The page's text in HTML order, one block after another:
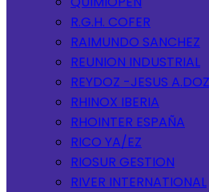
R.G.H. COFER
RAIMUNDO SANCHEZ
REUNION INDUSTRIAL
REYDOZ -JESUS
RHINOX IBERIA
RHOINTER ESPAÑA
RICO YA/EZ
RIOSUR GESTION
RIVER INTERNATIONAL